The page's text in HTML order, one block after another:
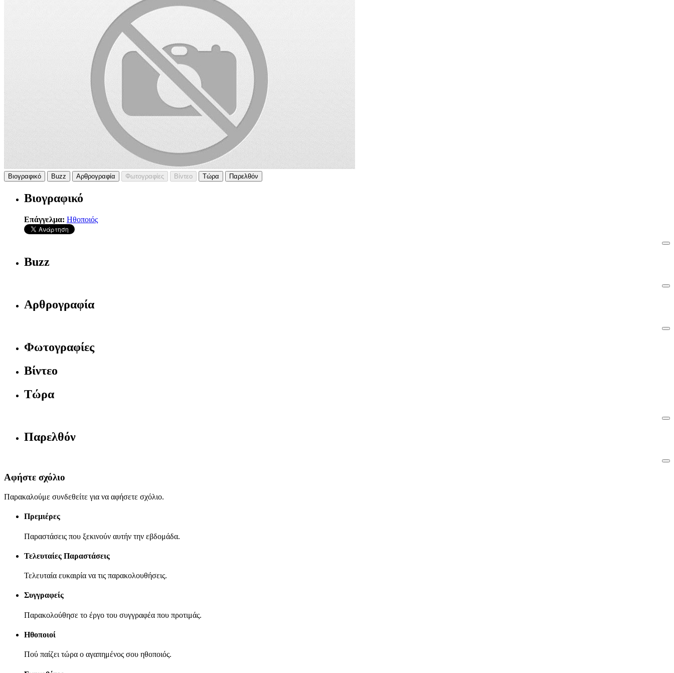
Βιογραφικό Buzz Αρθρογραφία Φωτογραφίες Βίντεο Τώρα Παρελθόν
Βιογραφικό
Επάγγελμα: Ηθοποιός
Buzz
Αρθρογραφία
Φωτογραφίες
Βίντεο
Τώρα
Παρελθόν
Αφήστε σχόλιο
Παρακαλούμε συνδεθείτε για να αφήσετε σχόλιο.
Πρεμιέρες
Παραστάσεις που ξεκινούν αυτήν την εβδομάδα.
Τελευταίες Παραστάσεις
Τελευταία ευκαιρία να τις παρακολουθήσεις.
Συγγραφείς
Παρακολούθησε το έργο του συγγραφέα που προτιμάς.
Ηθοποιοί
Πού παίζει τώρα ο αγαπημένος σου ηθοποιός.